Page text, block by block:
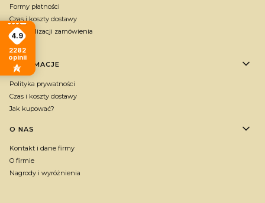
Formy płatności
Czas i koszty dostawy
Czas realizacji zamówienia
Gratis
INFORMACJE
Polityka prywatności
Czas i koszty dostawy
Jak kupować?
O NAS
Kontakt i dane firmy
O firmie
Nagrody i wyróżnienia
4.9
2282
opinii